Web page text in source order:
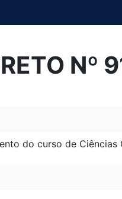
Nº
do curso de